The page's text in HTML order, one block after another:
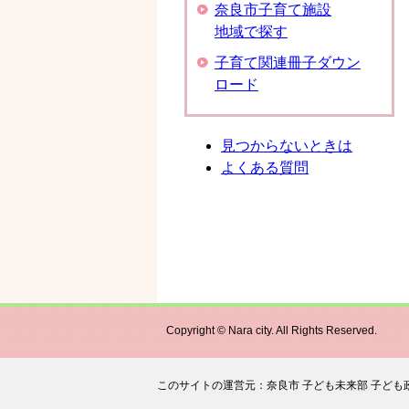
奈良市子育て施設
地域で探す
子育て関連冊子ダウン
ロード
見つからないときは
よくある質問
Copyright © Nara city. All Rights Reserved.
このサイトの運営元：奈良市 子ども未来部 子ども